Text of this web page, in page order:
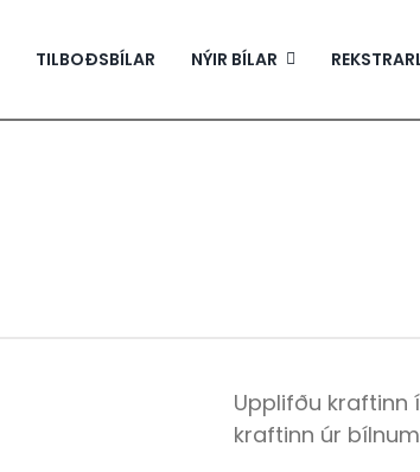
TILBOÐSBÍLAR NÝIR BÍLAR
Upplifðu kraftinn
kraftinn úr